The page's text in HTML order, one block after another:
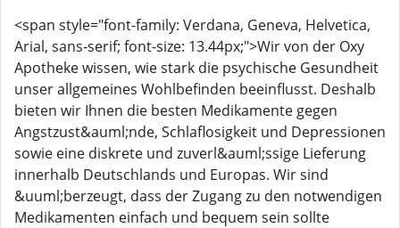
<span style="font-family: Verdana, Geneva, Helvetica,
Arial, sans-serif; font-size: 13.44px;">Wir von der Oxy
Apotheke wissen, wie stark die psychische Gesundheit
unser allgemeines Wohlbefinden beeinflusst. Deshalb
bieten wir Ihnen die besten Medikamente gegen
Angstzust&auml;nde, Schlaflosigkeit und Depressionen
sowie eine diskrete und zuverl&auml;ssige Lieferung
innerhalb Deutschlands und Europas. Wir sind
&uuml;berzeugt, dass der Zugang zu den notwendigen
Medikamenten einfach und bequem sein sollte